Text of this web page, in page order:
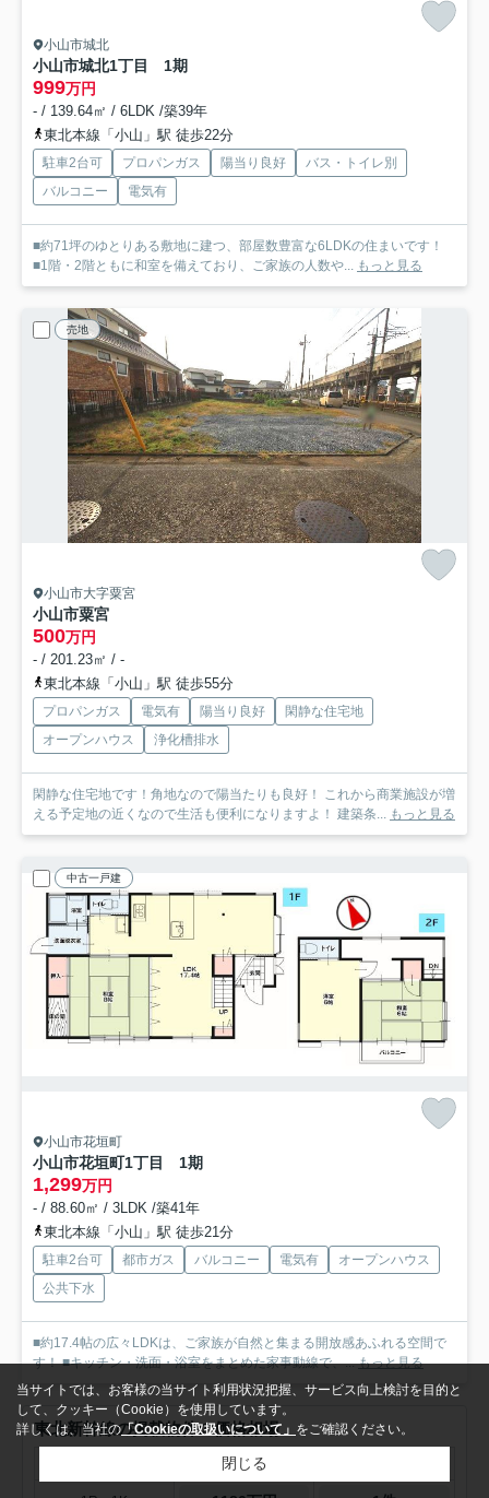
小山市城北
小山市城北1丁目 1期
999万円
- / 139.64㎡ / 6LDK /築39年
東北本線「小山」駅 徒歩22分
駐車2台可 プロパンガス 陽当り良好
バス・トイレ別
バルコニー
電気有
■約71坪のゆとりある敷地に建つ、部屋数豊富な6LDKの住まいです！
■1階・2階ともに和室を備えており、ご家族の人数や... もっと見る
売地
小山市大字粟宮
小山市粟宮
500万円
- / 201.23㎡ / -
東北本線「小山」駅 徒歩55分
プロパンガス 電気有 陽当り良好
閑静な住宅地
オープンハウス
浄化槽排水
閑静な住宅地です！角地なので陽当たりも良好！ これから商業施設が増
える予定地の近くなので生活も便利になりますよ！ 建築条... もっと見る
中古一戸建
小山市花垣町
小山市花垣町1丁目 1期
1,299万円
- / 88.60㎡ / 3LDK /築41年
東北本線「小山」駅 徒歩21分
駐車2台可 都市ガス バルコニー 電気有
オープンハウス
公共下水
■約17.4帖の広々LDKは、ご家族が自然と集まる開放感あふれる空間で
す！ ■キッチン・洗面・浴室をまとめた家事動線で、...もっと見る
東北新幹線の掲載物件の価格相場
価格相場
当サイトでは、お客様の当サイト利用状況把握、サービス向上検討を目的と
して、クッキー（Cookie）を使用しています。
詳しくは、当社の「Cookieの取扱いについて」 をご確認ください。
閉じる